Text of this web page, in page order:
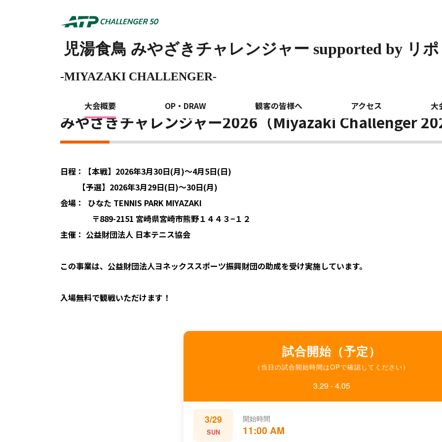
児湯食鳥 みやざきチャレンジャー supported by リ
-MIYAZAKI CHALLENGER-
大会概要 OP・DRAW 観客の皆様へ アクセス 大
大会概要
ホーム 児湯食鳥みやざきチャレンジャーsupported by リポビタン
みやざきチャレンジャー2026（Miyazaki Challenger
日程：【本戦】2026年3月30日(月)～4月5日(日)
【予選】2026年3月29日(日)～30日(月)
会場： ひなた TENNIS PARK MIYAZAKI
〒889-2151 宮崎県宮崎市熊野１４４３−１２
主催： 公益財団法人 日本テニス協会
この事業は、公益財団法人ヨネックススポーツ振興財団の助成を受け実施しています。
入場無料で観戦いただけます！
試合開始（予定）
（当日の試合開始時間はOPで確認してください）
3.29 - 4.05
3/29
SUN
開始時間
11:00 AM